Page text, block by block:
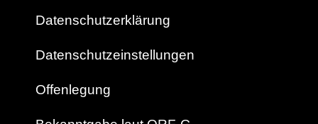
Datenschutzerklärung
Datenschutzeinstellungen
Offenlegung